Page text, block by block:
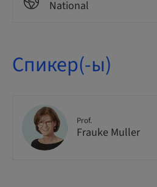
National
Спикер(-ы)
Prof.
Frauke Muller